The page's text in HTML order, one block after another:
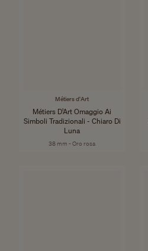
Métiers d'Art
Métiers D’Art Omaggio Ai
Simboli Tradizionali - Chiaro Di
Luna
38 mm - Oro rosa